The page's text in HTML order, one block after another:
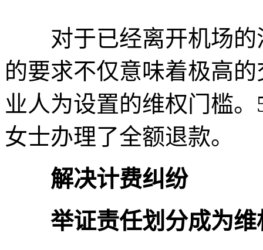
对于已经离开机场的
的要求不仅意味着极高
业人为设置的维权门槛
女士办理了全额退款。
解决计费纠纷
举证责任划分成为维